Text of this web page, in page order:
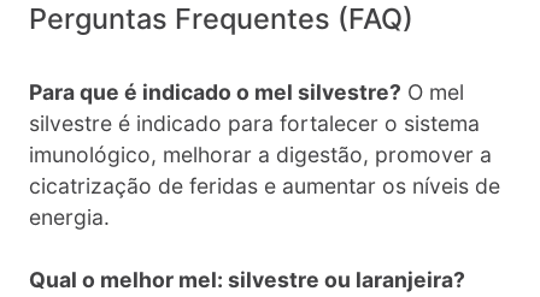
Perguntas Frequentes (FAQ)
Para que é indicado o mel silvestre? O mel
silvestre é indicado para fortalecer o sistema
imunológico, melhorar a digestão, promover a
cicatrização de feridas e aumentar os níveis de
energia.
Qual o melhor mel: silvestre ou laranjeira?